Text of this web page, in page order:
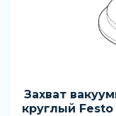
Захват
круглый Festo